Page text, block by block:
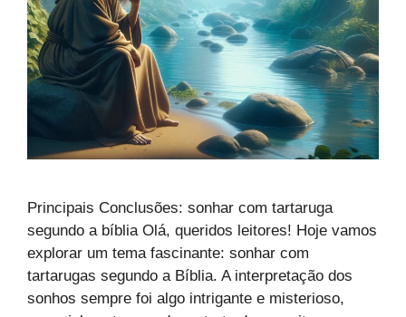
Principais Conclusões: sonhar com tartaruga
segundo a bíblia Olá, queridos leitores! Hoje vamos
explorar um tema fascinante: sonhar com
tartarugas segundo a Bíblia. A interpretação dos
sonhos sempre foi algo intrigante e misterioso,